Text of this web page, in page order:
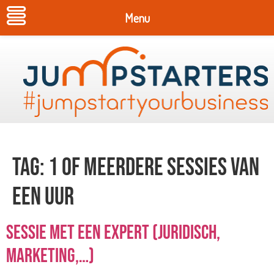
Tag: 1 of meerdere sessies van
een uur
Sessie met een expert (juridisch,
marketing,…)
Menu